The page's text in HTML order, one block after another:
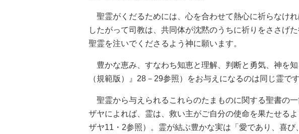
聖霊がくだるためには、心を合わせて熱心に祈らなけれ
したがって司教は、共同体が沈黙のうちに祈りをささげ
聖霊を注いでくださるよう神に願います。
豊かな恵み、すなわち知恵と理解、判断と勇気、神を
（規範版）』28－29参照）をお与えになるのは同じ霊で
聖霊から与えられるこれらのたまものに関する聖書の
ザヤによれば、霊は、救い主がご自分の使命を果たせる
ザヤ11・2参照）。霊が結ぶ豊かな実は「愛であり、喜